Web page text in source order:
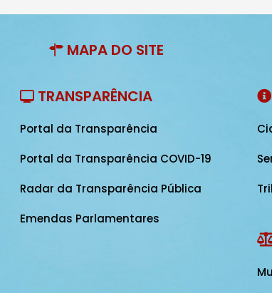
MAPA DO SITE
TRANSPARÊNCIA
Portal da Transparência
Portal da Transparência COVID-19
Radar da Transparência Pública
Emendas Parlamentares